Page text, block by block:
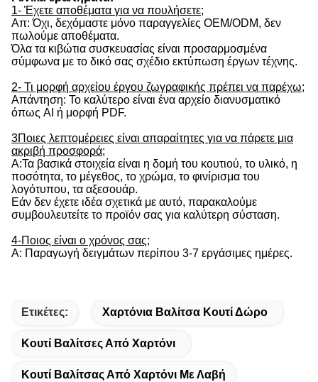
1- Έχετε αποθέματα για να πουλήσετε;
Απ: Όχι, δεχόμαστε μόνο παραγγελίες OEM/ODM, δεν
πωλούμε αποθέματα.
Όλα τα κιβώτια συσκευασίας είναι προσαρμοσμένα
σύμφωνα με το δικό σας σχέδιο εκτύπωση έργων τέχνης.
2- Τι μορφή αρχείου έργου ζωγραφικής πρέπει να παρέχω;
Απάντηση: Το καλύτερο είναι ένα αρχείο διανυσματικό
όπως AI ή μορφή PDF.
3Ποιες λεπτομέρειες είναι απαραίτητες για να πάρετε μια
ακριβή προσφορά;
Α:Τα βασικά στοιχεία είναι η δομή του κουτιού, το υλικό, η
ποσότητα, το μέγεθος, το χρώμα, το φινίρισμα του
λογότυπου, τα αξεσουάρ.
Εάν δεν έχετε ιδέα σχετικά με αυτό, παρακαλούμε
συμβουλευτείτε το προϊόν σας για καλύτερη σύσταση.
4-Ποιος είναι ο χρόνος σας;
Α: Παραγωγή δειγμάτων περίπου 3-7 εργάσιμες ημέρες.
Ετικέτες: Χαρτόνια Βαλίτσα Κουτί Δώρο
Κουτί Βαλίτσες Από Χαρτόνι
Κουτί Βαλίτσας Από Χαρτόνι Με Λαβή